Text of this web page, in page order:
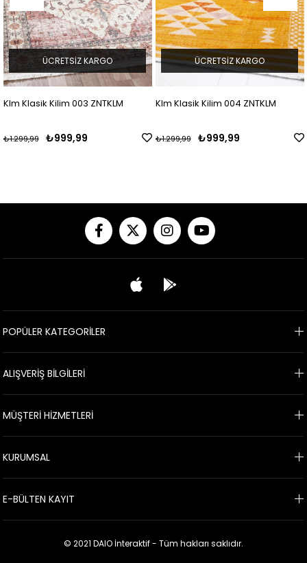
Kilim 003 ZNTKLM
₺999,99
ÜCRETSIZ KARGO
Klm Klasik Kilim 004 ZNTKLM
₺999,99
₺1.299,99
ÜCRETSIZ KARGO
Klm
POPÜLER KATEGORİLER
ALIŞVERİŞ BİLGİLERİ
MÜŞTERİ HİZMETLERİ
KURUMSAL
E-BÜLTEN KAYIT
© 2021 DAIO İnteraktif - Tüm hakları saklıdır.